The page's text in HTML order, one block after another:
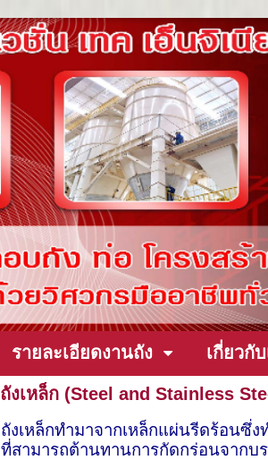
รายละเอียดงานถัง เกี่ยวกับ
ถังเหล็ก (Steel and Stainless
ถังเหล็กทำมาจากเหล็กแผ่นรีดร้อนซึ่
ที่สามารถต้านทานการกัดกร่อนจากบ